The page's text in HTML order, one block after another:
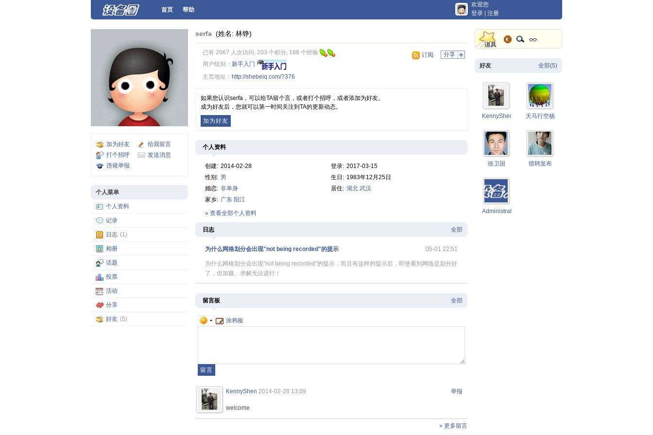
首页 帮助
欢迎您
登录
注册
加为好友
给我留言
打个招呼
发送消息
违规举报
个人菜单
个人资料
记录
日志 (1)
相册
话题
投票
活动
分享
好友 (5)
serfa (姓名: 林铮)
分享
订阅
已有 2067 人次访问, 203 个积分, 188 个经验
用户组别： 新手入门
主页地址： http://shebeiq.com/?376
如果您认识serfa，可以给TA留个言，或者打个招呼，或者添加为好友。
成为好友后，您就可以第一时间关注到TA的更新动态。
加为好友
个人资料
创建: 2014-02-28 登录: 2017-03-15
性别: 男 生日: 1983年12月25日
婚恋: 非单身 居住: 湖北 武汉
家乡: 广东 阳江
» 查看全部个人资料
全部
日志
05-01 22:51
为什么网格划分会出现"not being recorded"的提示
为什么网格划分会出现"not being recorded"的提示，而且有这样的提示后，即使看到网络是划分好
了，但加载、求解无法进行！
全部
留言板
涂鸦板
举报
KennyShen 2014-02-28 13:09
welcome
» 更多留言
全部(5)
好友
KennyShen 天马行空杨
徐卫国 猎聘发布
Administrator